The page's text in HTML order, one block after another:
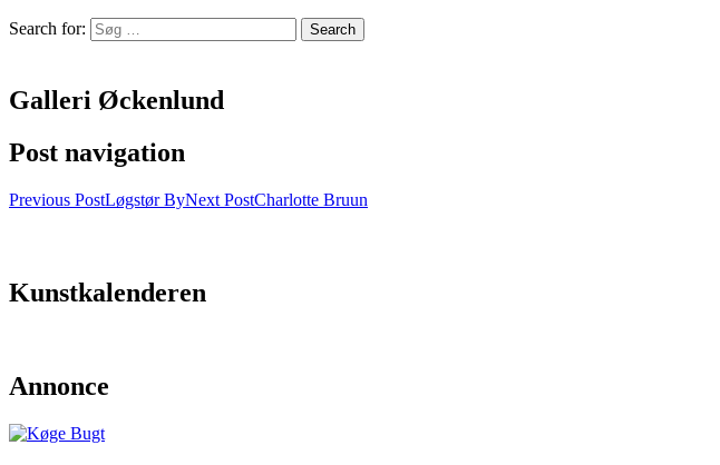
Search for:
Galleri Øckenlund
Post navigation
Previous PostLøgstør ByNext PostCharlotte Bruun
Kunstkalenderen
Annonce